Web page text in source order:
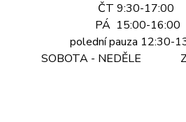
ČT 9:30-17:00
PÁ 15:00-16:00
polední pauza 12:30-
SOBOTA - NEDĚLE